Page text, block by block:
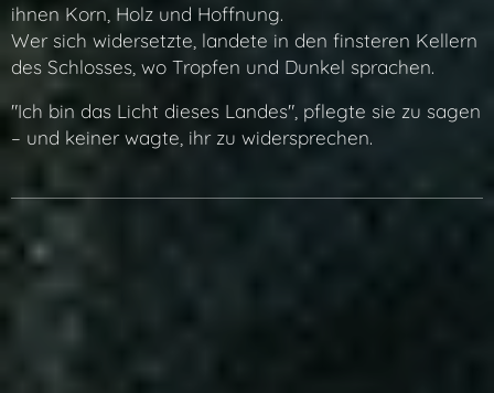
ihnen Korn, Holz und Hoffnung.
Wer sich widersetzte, landete in den finsteren Kellern
des Schlosses, wo Tropfen und Dunkel sprachen.
"Ich bin das Licht dieses Landes", pflegte sie zu sagen
– und keiner wagte, ihr zu widersprechen.